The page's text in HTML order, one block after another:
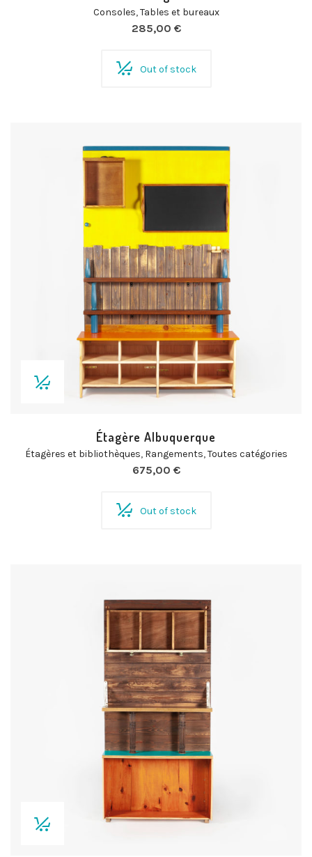
Consoles,Tables et bureaux
285,00 €
Out of stock
Étagère Albuquerque
Étagères et bibliothèques, Rangements,Toutes catégories
675,00 €
Out of stock